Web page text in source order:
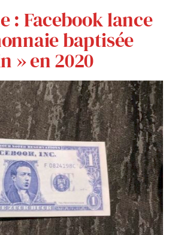
: Facebook lance
baptisée
» en 2020